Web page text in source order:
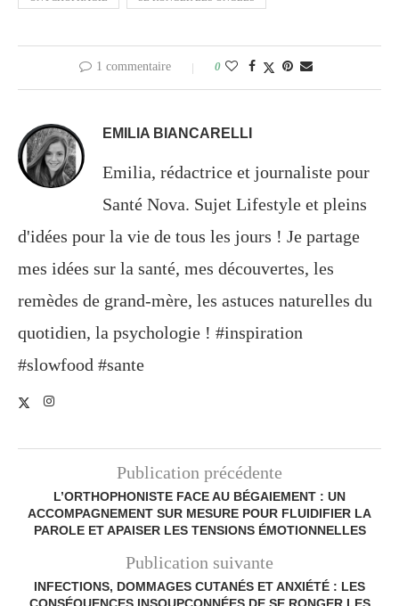
1 commentaire 0
EMILIA BIANCARELLI
Emilia, rédactrice et journaliste pour
Santé Nova. Sujet Lifestyle et pleins
d'idées pour la vie de tous les jours ! Je partage
mes idées sur la santé, mes découvertes, les
remèdes de grand-mère, les astuces naturelles du
quotidien, la psychologie ! #inspiration
#slowfood #sante
Publication précédente
L’ORTHOPHONISTE FACE AU BÉGAIEMENT : UN
ACCOMPAGNEMENT SUR MESURE POUR FLUIDIFIER LA
PAROLE ET APAISER LES TENSIONS ÉMOTIONNELLES
Publication suivante
INFECTIONS, DOMMAGES CUTANÉS ET ANXIÉTÉ : LES
CONSÉQUENCES INSOUPÇONNÉES DE SE RONGER LES